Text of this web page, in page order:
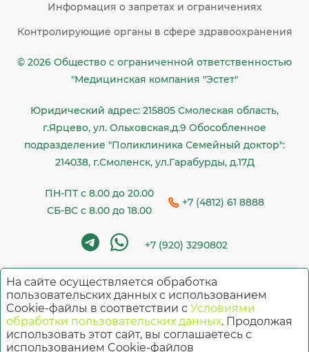
Информация о запретах и ограничениях
Контролирующие органы в сфере здравоохранения
© 2026 Общество c ограниченной ответственностью
"Медицинская компания "Эстет"
Юридический адрес: 215805 Смолеская область,
г.Ярцево, ул. Ольховская,д.9 Обособленное
подразделение "Поликлиника Семейный доктор":
214038, г.Смоленск, ул.Гарабурды, д.17Д
ПН-ПТ с 8.00 до 20.00
СБ-ВС с 8.00 до 18.00
+7 (4812) 61 8888
+7 (920) 3290802
Имеются противопоказания. Необходима
консультация специалиста
На сайте осуществляется обработка
пользовательских данных с использованием
Cookie-файлы в соответствии с Условиями
обработки пользовательских данных. Продолжая
использовать этот сайт, вы соглашаетесь с
использованием Cookie-файлов